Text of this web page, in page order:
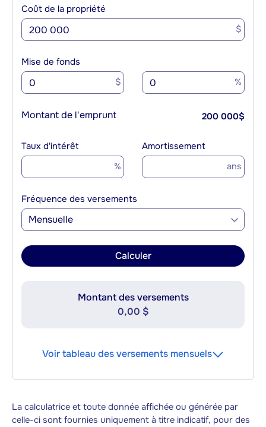
Coût de la propriété
$
Mise de fonds
$ %
Montant de l'emprunt 200 000$
Taux d'intérêt
%
Amortissement
ans
Fréquence des versements
Mensuelle
Calculer
Montant des versements
0,00 $
Voir tableau des versements mensuels
La calculatrice et toute donnée affichée ou générée par
celle-ci sont fournies uniquement à titre indicatif, pour des